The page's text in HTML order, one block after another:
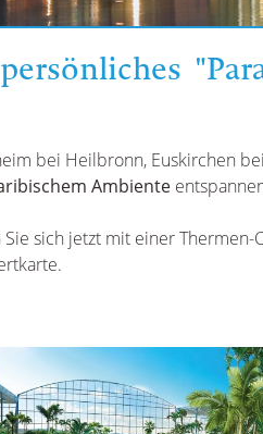
bei Heilbronn, Euskirchen
Ambiente
Sie sich jetzt mit einer